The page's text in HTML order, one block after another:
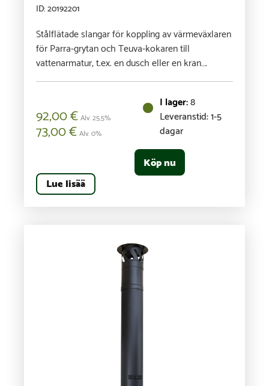
ID: 20192201
Stålflätade slangar för koppling av värmeväxlaren
för Parra-grytan och Teuva-kokaren till
vattenarmatur, t.ex. en dusch eller en kran….
8
Leveranstid: 1-5
dagar
92,00€Alv. 25,5%
73,00€Alv. 0%
Lue lisää
Köp nu